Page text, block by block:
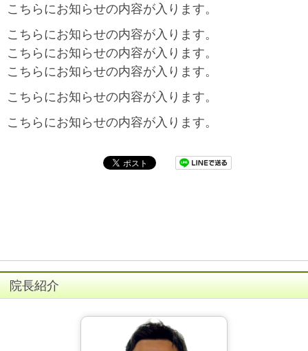
こちらにお知らせの内容が入ります。
こちらにお知らせの内容が入ります。
こちらにお知らせの内容が入ります。
こちらにお知らせの内容が入ります。
こちらにお知らせの内容が入ります。
こちらにお知らせの内容が入ります。
院長紹介